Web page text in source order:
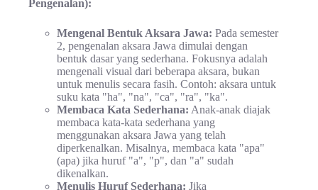
Pengenalan):
Mengenal Bentuk Aksara Jawa: Pada semester
2, pengenalan aksara Jawa dimulai dengan
bentuk dasar yang sederhana. Fokusnya adalah
mengenali visual dari beberapa aksara, bukan
untuk menulis secara fasih. Contoh: aksara untuk
suku kata "ha", "na", "ca", "ra", "ka".
Membaca Kata Sederhana: Anak-anak diajak
membaca kata-kata sederhana yang
menggunakan aksara Jawa yang telah
diperkenalkan. Misalnya, membaca kata "apa"
(apa) jika huruf "a", "p", dan "a" sudah
dikenalkan.
Menulis Huruf Sederhana: Jika